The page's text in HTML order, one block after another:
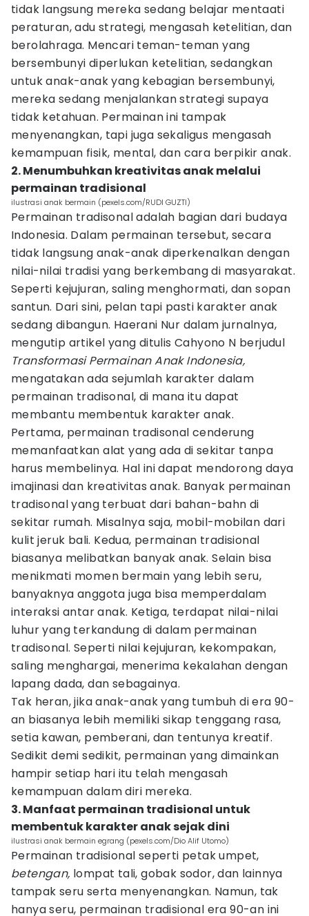
tidak langsung mereka sedang belajar mentaati
peraturan, adu strategi, mengasah ketelitian, dan
berolahraga. Mencari teman-teman yang
bersembunyi diperlukan ketelitian, sedangkan
untuk anak-anak yang kebagian bersembunyi,
mereka sedang menjalankan strategi supaya
tidak ketahuan. Permainan ini tampak
menyenangkan, tapi juga sekaligus mengasah
kemampuan fisik, mental, dan cara berpikir anak.
2. Menumbuhkan kreativitas anak melalui
permainan tradisional
ilustrasi anak bermain (pexels.com/RUDI GUZTI)
Permainan tradisonal adalah bagian dari budaya
Indonesia. Dalam permainan tersebut, secara
tidak langsung anak-anak diperkenalkan dengan
nilai-nilai tradisi yang berkembang di masyarakat.
Seperti kejujuran, saling menghormati, dan sopan
santun. Dari sini, pelan tapi pasti karakter anak
sedang dibangun. Haerani Nur dalam jurnalnya,
mengutip artikel yang ditulis Cahyono N berjudul
Transformasi Permainan Anak Indonesia,
mengatakan ada sejumlah karakter dalam
permainan tradisonal, di mana itu dapat
membantu membentuk karakter anak.
Pertama, permainan tradisonal cenderung
memanfaatkan alat yang ada di sekitar tanpa
harus membelinya. Hal ini dapat mendorong daya
imajinasi dan kreativitas anak. Banyak permainan
tradisonal yang terbuat dari bahan-bahn di
sekitar rumah. Misalnya saja, mobil-mobilan dari
kulit jeruk bali. Kedua, permainan tradisional
biasanya melibatkan banyak anak. Selain bisa
menikmati momen bermain yang lebih seru,
banyaknya anggota juga bisa memperdalam
interaksi antar anak. Ketiga, terdapat nilai-nilai
luhur yang terkandung di dalam permainan
tradisonal. Seperti nilai kejujuran, kekompakan,
saling menghargai, menerima kekalahan dengan
lapang dada, dan sebagainya.
Tak heran, jika anak-anak yang tumbuh di era 90-
an biasanya lebih memiliki sikap tenggang rasa,
setia kawan, pemberani, dan tentunya kreatif.
Sedikit demi sedikit, permainan yang dimainkan
hampir setiap hari itu telah mengasah
kemampuan dalam diri mereka.
3. Manfaat permainan tradisional untuk
membentuk karakter anak sejak dini
ilustrasi anak bermain egrang (pexels.com/Dio Alif Utomo)
Permainan tradisional seperti petak umpet,
betengan, lompat tali, gobak sodor, dan lainnya
tampak seru serta menyenangkan. Namun, tak
hanya seru, permainan tradisional era 90-an ini